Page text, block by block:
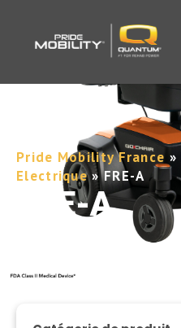
Pride Mobility France »
Electrique»FRE-A
FRE-A